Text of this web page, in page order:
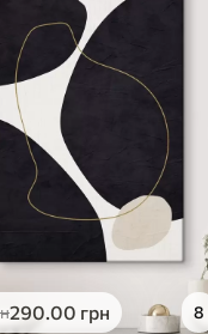
290.00 грн 8